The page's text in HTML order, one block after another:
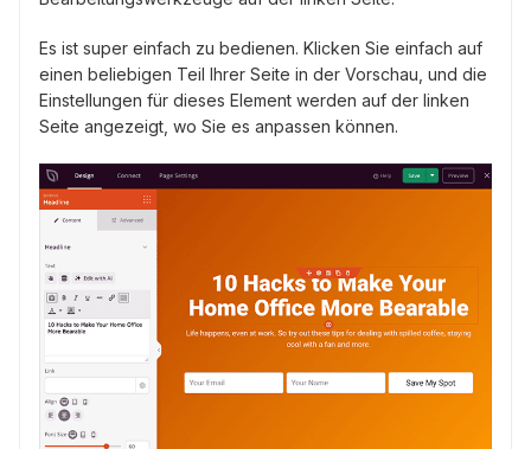
Es ist super einfach zu bedienen. Klicken Sie einfach auf
einen beliebigen Teil Ihrer Seite in der Vorschau, und die
Einstellungen für dieses Element werden auf der linken
Seite angezeigt, wo Sie es anpassen können.